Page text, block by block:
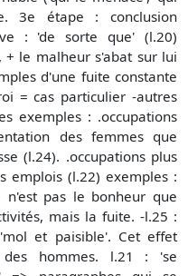
3e étape : conclusion
: 'de sorte que' (l.20)
le malheur s'abat sur lui
d'une fuite constante
= cas particulier -autres
exemples : .occupations
des femmes que
(l.24). .occupations plus
emplois (l.22) exemples :
pas le bonheur que
mais la fuite. -l.25 :
et paisible'. Cet effet
des hommes. l.21 : 'se